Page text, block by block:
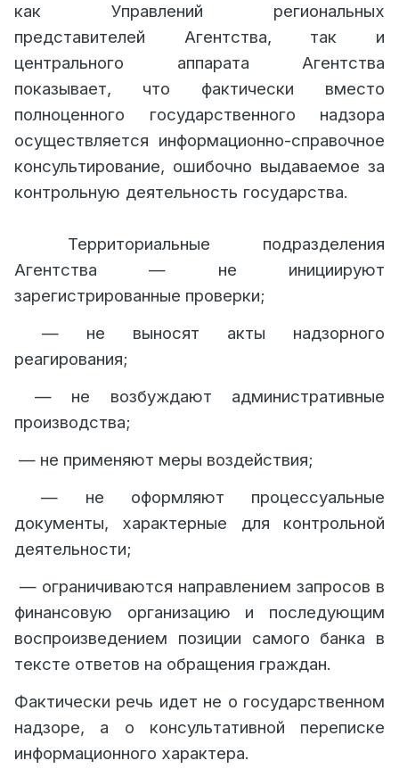
как Управлений региональных
представителей Агентства, так и
центрального аппарата Агентства
показывает, что фактически вместо
полноценного государственного надзора
осуществляется информационно-справочное
консультирование, ошибочно выдаваемое за
контрольную деятельность государства.
Территориальные подразделения
Агентства — не инициируют
зарегистрированные проверки;
— не выносят акты надзорного
реагирования;
— не возбуждают административные
производства;
— не применяют меры воздействия;
— не оформляют процессуальные
документы, характерные для контрольной
деятельности;
— ограничиваются направлением запросов в
финансовую организацию и последующим
воспроизведением позиции самого банка в
тексте ответов на обращения граждан.
Фактически речь идет не о государственном
надзоре, а о консультативной переписке
информационного характера.